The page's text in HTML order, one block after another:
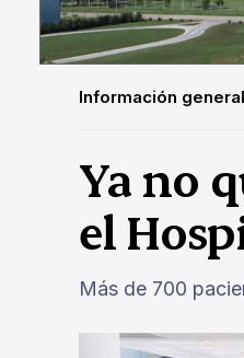
Información general
Ya no
el
Más de 700